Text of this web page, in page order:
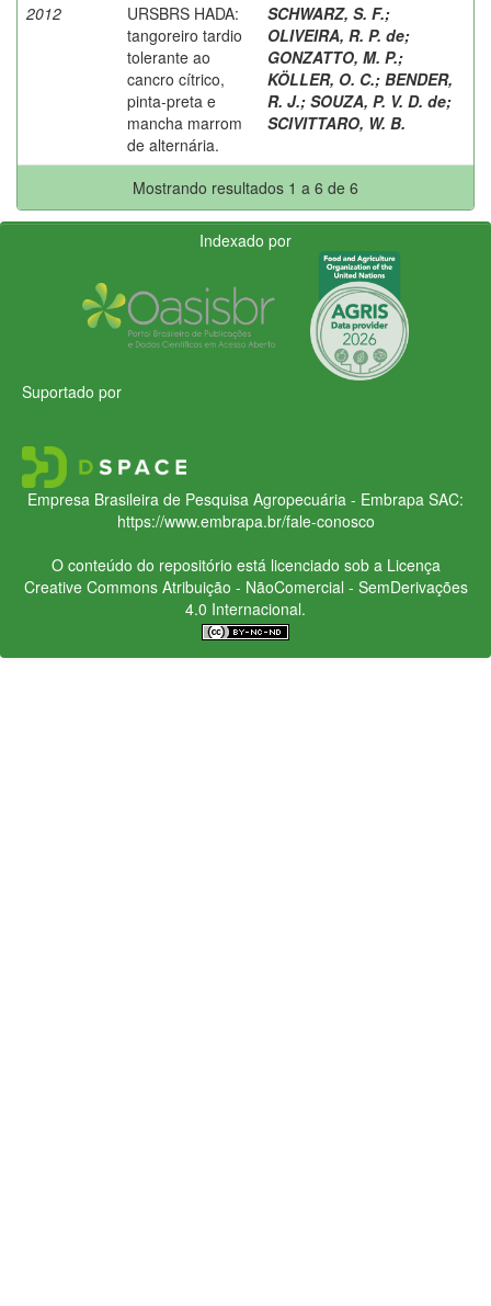
2012
URSBRS HADA:
tangoreiro tardio
tolerante ao
cancro cítrico,
pinta-preta e
mancha marrom
de alternária.
SCHWARZ, S. F.;
OLIVEIRA, R. P. de;
GONZATTO, M. P.;
KÖLLER, O. C.; BENDER,
R. J.; SOUZA, P. V. D. de;
SCIVITTARO, W. B.
Mostrando resultados 1 a 6 de 6
Indexado por
Suportado por
Empresa Brasileira de Pesquisa Agropecuária - Embrapa SAC:
https://www.embrapa.br/fale-conosco
O conteúdo do repositório está licenciado sob a Licença
Creative CommonsAtribuição - NãoComercial - SemDerivações
4.0 Internacional.